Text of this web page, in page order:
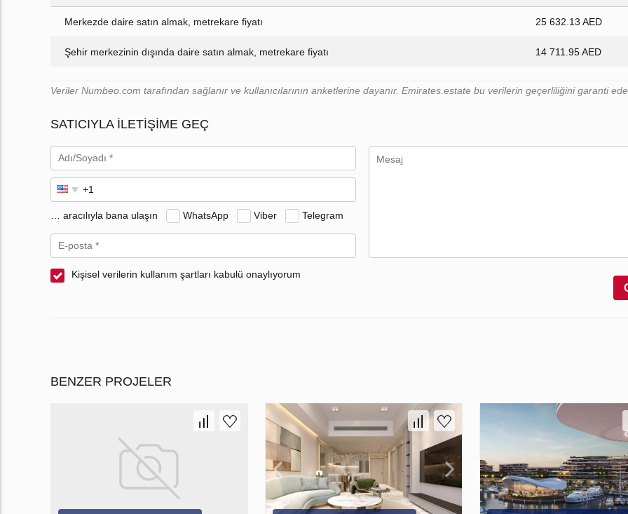
Merkezde daire satın almak, metrekare fiyatı 25 632.13 AED
Şehir merkezinin dışında daire satın almak, metrekare fiyatı 14 711.95 AED
Veriler Numbeo.com tarafından sağlanır ve kullanıcılarının anketlerine dayanır. Emirates.estate bu verilerin geçerliliğini garanti
SATICIYLA ILETIŞIME GEÇ
… aracılıyla bana ulaşın WhatsApp Viber Telegram
Kişisel verilerin kullanım şartları kabulü onaylıyorum
BENZER PROJELER